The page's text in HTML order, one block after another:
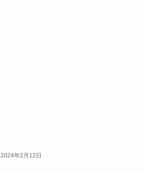
2024年2月12日